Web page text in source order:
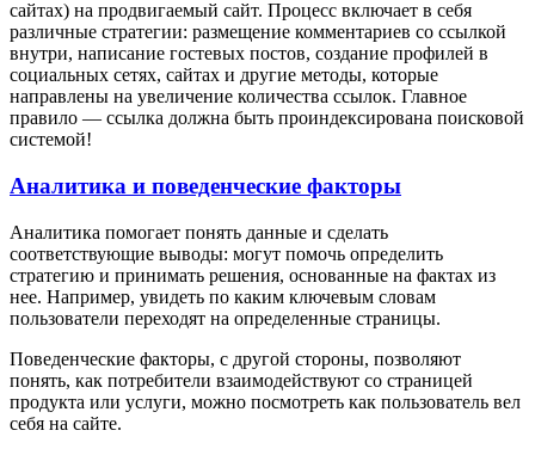
сайтах) на продвигаемый сайт. Процесс включает в себя
различные стратегии: размещение комментариев со ссылкой
внутри, написание гостевых постов, создание профилей в
социальных сетях, сайтах и другие методы, которые
направлены на увеличение количества ссылок. Главное
правило — ссылка должна быть проиндексирована поисковой
системой!
Аналитика и поведенческие факторы
Аналитика помогает понять данные и сделать
соответствующие выводы: могут помочь определить
стратегию и принимать решения, основанные на фактах из
нее. Например, увидеть по каким ключевым словам
пользователи переходят на определенные страницы.
Поведенческие факторы, с другой стороны, позволяют
понять, как потребители взаимодействуют со страницей
продукта или услуги, можно посмотреть как пользователь вел
себя на сайте.